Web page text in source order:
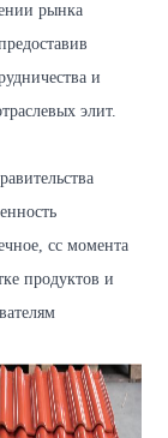
рынка
и
элит.
сс момента
продуктов и